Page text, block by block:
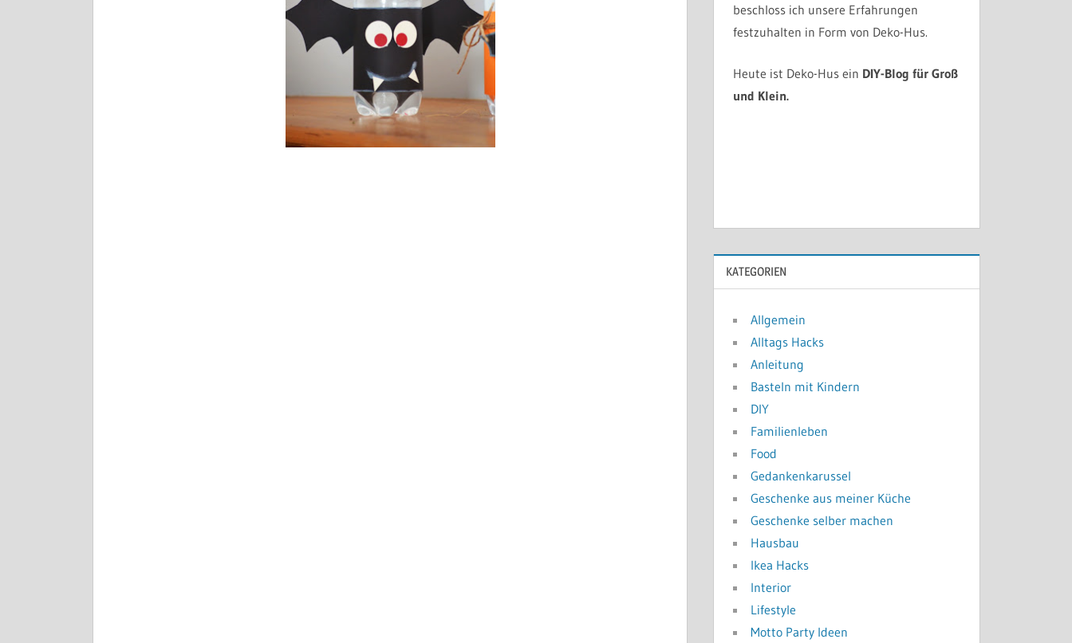
beschloss ich unsere Erfahrungen
festzuhalten in Form von Deko-Hus.
Heute ist Deko-Hus ein DIY-Blog für Groß
und Klein.
KATEGORIEN
Allgemein
Alltags Hacks
Anleitung
Basteln mit Kindern
DIY
Familienleben
Food
Gedankenkarussel
Geschenke aus meiner Küche
Geschenke selber machen
Hausbau
Ikea Hacks
Interior
Lifestyle
Motto Party Ideen